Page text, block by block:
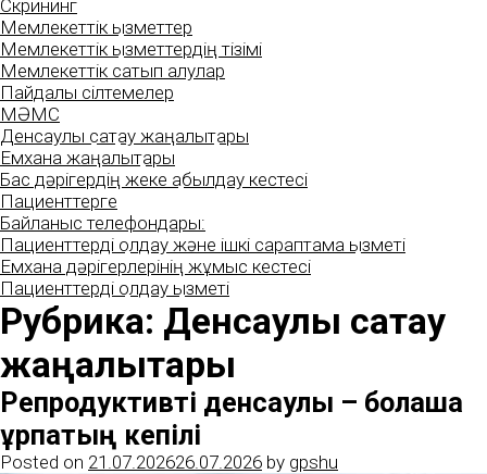
Скрининг
Мемлекеттік қызметтер
Мемлекеттік қызметтердің тізімі
Мемлекеттік сатып алулар
Пайдалы сілтемелер
МӘМС
Денсаулық сақтау жаңалықтары
Емхана жаңалықтары
Бас дәрігердің жеке қабылдау кестесі
Пациенттерге
Байланыс телефондары:
Пациенттерді қолдау және ішкі сараптама қызметі
Емхана дәрігерлерінің жұмыс кестесі
Пациенттерді қолдау қызметі
Рубрика: Денсаулық сақтау
жаңалықтары
Репродуктивті денсаулық – болашақ
ұрпақтың кепілі
Posted on 21.07.202626.07.2026 by gpshu